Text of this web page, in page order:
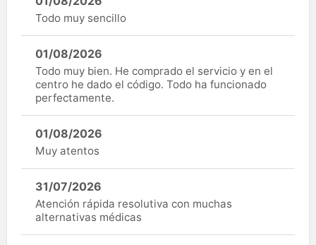
Todo muy sencillo
01/08/2026
Todo muy bien. He comprado el servicio y en el
centro he dado el código. Todo ha funcionado
perfectamente.
01/08/2026
Muy atentos
31/07/2026
Atención rápida resolutiva con muchas
alternativas médicas